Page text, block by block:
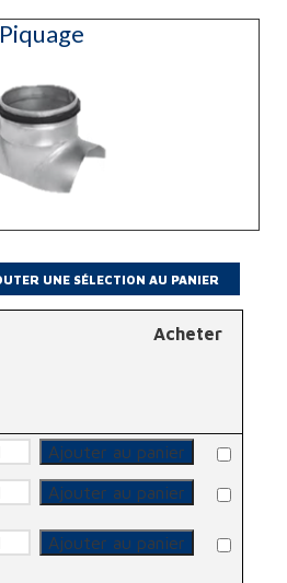
Piquage
Acheter
quantité
de
Piquage
Ajouter au panier
quantité
deAjouter au panier
quantité
deAjouter au panier